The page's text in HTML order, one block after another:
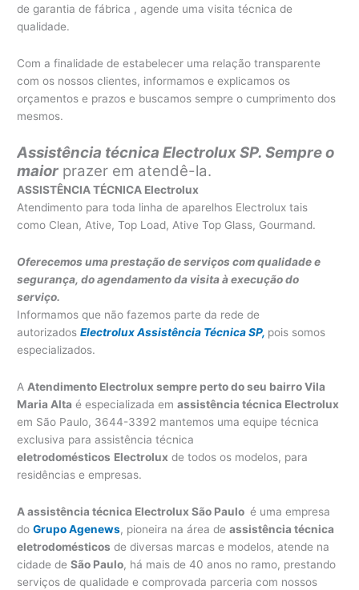
de garantia de fábrica , agende uma visita técnica de
qualidade.
Com a finalidade de estabelecer uma relação transparente
com os nossos clientes, informamos e explicamos os
orçamentos e prazos e buscamos sempre o cumprimento dos
mesmos.
Assistência técnica Electrolux SP. Sempre o
maior prazer em atendê-la.
ASSISTÊNCIA TÉCNICA Electrolux
Atendimento para toda linha de aparelhos Electrolux tais
como Clean, Ative, Top Load, Ative Top Glass, Gourmand.
Oferecemos uma prestação de serviços com qualidade e
segurança, do agendamento da visita à execução do
serviço.
Informamos que não fazemos parte da rede de
autorizadosElectrolux Assistência Técnica SP, pois somos
especializados.
A Atendimento Electrolux sempre perto do seu bairro Vila
Maria Alta é especializada emassistência técnica Electrolux
em São Paulo, 3644-3392 mantemos uma equipe técnica
exclusiva para assistência técnica
eletrodomésticos Electrolux de todos os modelos, para
residências e empresas.
A assistência técnica Electrolux São Paulo é uma empresa
doGrupo Agenews, pioneira na área deassistência técnica
eletrodomésticos de diversas marcas e modelos, atende na
cidade deSão Paulo, há mais de 40 anos no ramo, prestando
serviços de qualidade e comprovada parceria com nossos